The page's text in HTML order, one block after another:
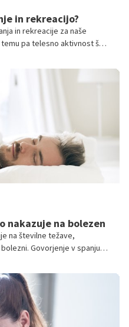
in rekreacijo?
in rekreacije za naše
pa telesno aktivnost še
nakazuje na bolezen
na številne težave,
Govorjenje v spanju